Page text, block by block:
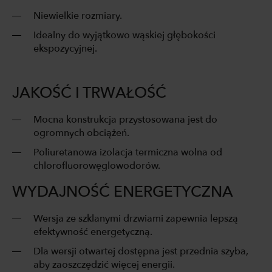
Niewielkie rozmiary.
Idealny do wyjątkowo wąskiej głębokości
ekspozycyjnej.
JAKOŚĆ I TRWAŁOŚĆ
Mocna konstrukcja przystosowana jest do
ogromnych obciążeń.
Poliuretanowa izolacja termiczna wolna od
chlorofluorowęglowodorów.
WYDAJNOŚĆ ENERGETYCZNA
Wersja ze szklanymi drzwiami zapewnia lepszą
efektywność energetyczną.
Dla wersji otwartej dostępna jest przednia szyba,
aby zaoszczędzić więcej energii.